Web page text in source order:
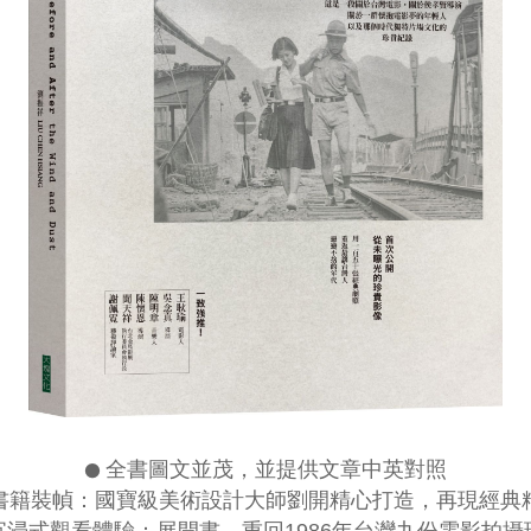
● 全書圖文並茂，並提供文章中英對照
籍裝幀：國寶級美術設計大師劉開精心打造，再現經典